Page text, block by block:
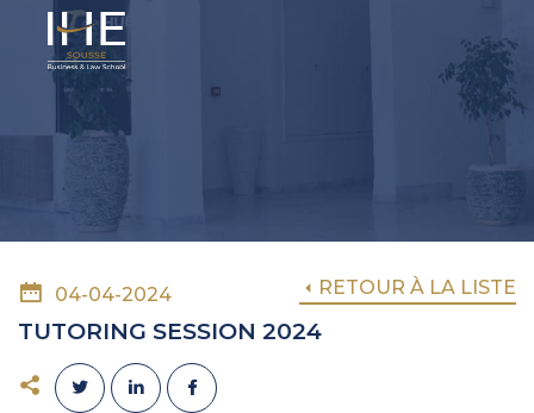
04-04-2024 RETOUR À LA LISTE
TUTORING SESSION 2024